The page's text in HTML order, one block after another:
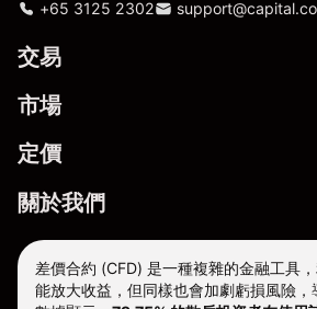
+65 3125 2302
交易
市場
定價
關於我們
差價合約 (CFD) 是一種複雜的金融工具
能放大收益，但同樣也會加劇虧損風險，